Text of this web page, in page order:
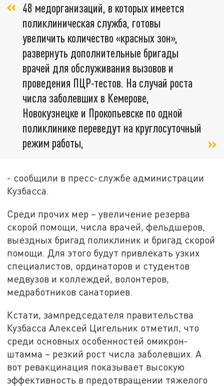
48 медорганизаций, в которых имеется
поликлиническая служба, готовы
увеличить количество «красных зон»,
развернуть дополнительные бригады
врачей для обслуживания вызовов и
проведения ПЦР-тестов. На случай роста
числа заболевших в Кемерове,
Новокузнецке и Прокопьевске по одной
поликлинике переведут на круглосуточный
режим работы,
- сообщили в пресс-службе администрации
Кузбасса.
Среди прочих мер – увеличение резерва
скорой помощи, числа врачей, фельдшеров,
выездных бригад поликлиник и бригад скорой
помощи. Для этого будут привлекать узких
специалистов, ординаторов и студентов
медвузов и коллеждей, волонтеров,
медработников санаториев.
Кстати, зампредседателя правительства
Кузбасса Алексей Цигельник отметил, что
среди основных особенностей омикрон-
штамма – резкий рост числа заболевших. А
вот ревакцинация показывает высокую
эффективность в предотвращении тяжелого